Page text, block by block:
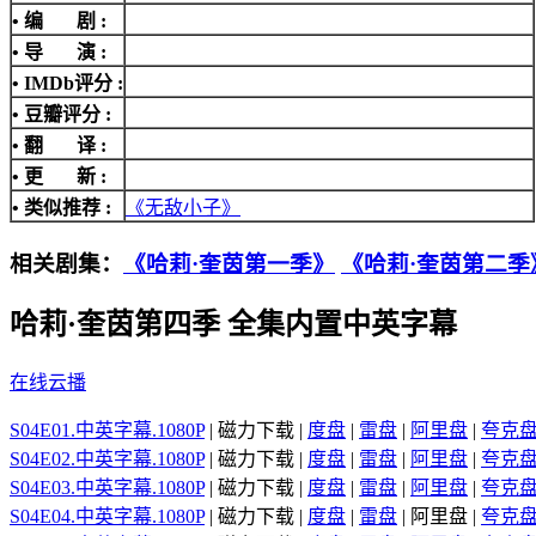
• 编 剧 :
• 导 演 :
• IMDb评分 :
• 豆瓣评分 :
• 翻 译 :
• 更 新 :
• 类似推荐 :
《无敌小子》
相关剧集： 《哈莉·奎茵第一季》 《哈莉·奎茵第二季
哈莉·奎茵第四季 全集内置中英字幕
在线云播
S04E01.中英字幕.1080P| 磁力下载 | 度盘 | 雷盘 | 阿里盘 | 夸克
S04E02.中英字幕.1080P| 磁力下载 | 度盘 | 雷盘 | 阿里盘 | 夸克
S04E03.中英字幕.1080P| 磁力下载 | 度盘 | 雷盘 | 阿里盘 | 夸克
S04E04.中英字幕.1080P| 磁力下载 | 度盘 | 雷盘 | 阿里盘 | 夸克